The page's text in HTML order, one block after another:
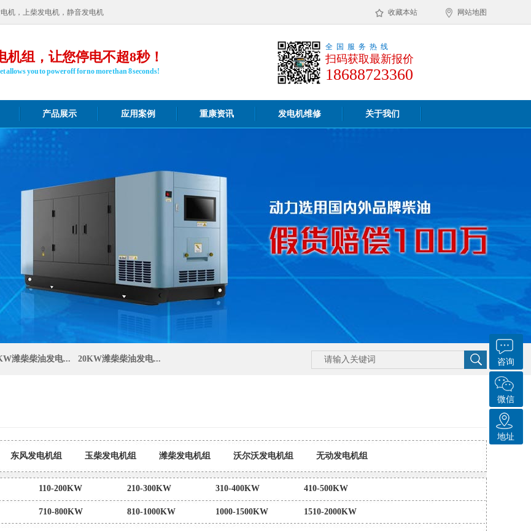
收藏本站 网站地图
机，上柴发电机，静音发电机
机组，让您停电不超8秒！
allows you to power off for no more than 8 seconds!
全国服务热线
扫码获取最新报价
18688723360
产品展示 应用案例 重康资讯 发电机维修 关于我们
潍柴柴油发电... 20KW潍柴柴油发电...
东风发电机组 玉柴发电机组 潍柴发电机组 沃尔沃发电机组 无动发电机组
大宇发电机组 奔驰发电机组 东风康发电机
110-200KW 210-300KW 310-400KW 410-500KW
710-800KW 810-1000KW 1000-1500KW 1510-2000KW
咨询
微信
地址